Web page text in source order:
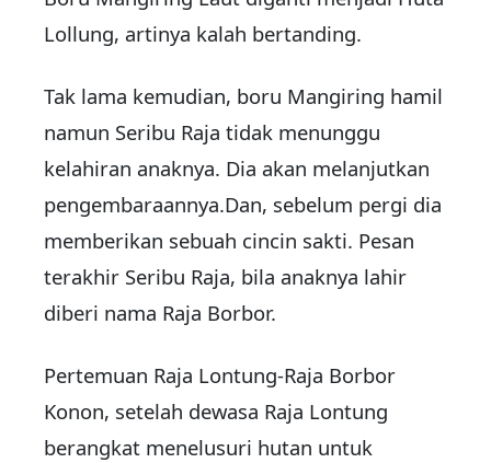
Lollung, artinya kalah bertanding.
Tak lama kemudian, boru Mangiring hamil
namun Seribu Raja tidak menunggu
kelahiran anaknya. Dia akan melanjutkan
pengembaraannya.Dan, sebelum pergi dia
memberikan sebuah cincin sakti. Pesan
terakhir Seribu Raja, bila anaknya lahir
diberi nama Raja Borbor.
Pertemuan Raja Lontung-Raja Borbor
Konon, setelah dewasa Raja Lontung
berangkat menelusuri hutan untuk